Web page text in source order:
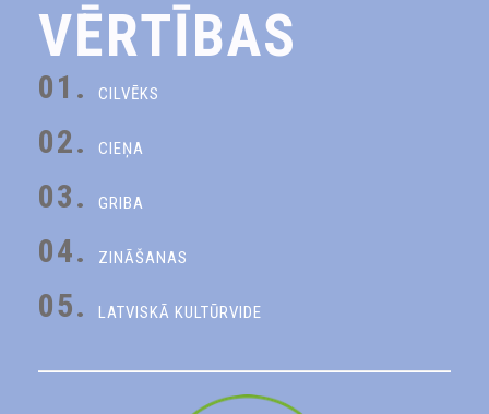
VĒRTĪBAS
01. CILVĒKS
02. CIEŅA
03. GRIBA
04. ZINĀŠANAS
05. LATVISKĀ KULTŪRVIDE